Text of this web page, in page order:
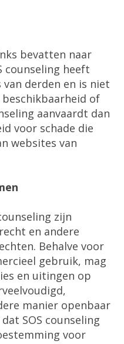
bevatten naar
counseling heeft
derden en is niet
of
aanvaardt dan
voor schade die
websites van
zijn
en andere
Behalve voor
gebruik, mag
en uitingen op
manier openbaar
SOS counseling
voor